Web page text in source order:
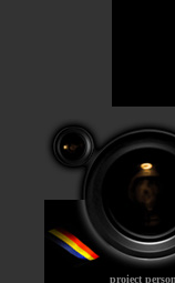
proiect